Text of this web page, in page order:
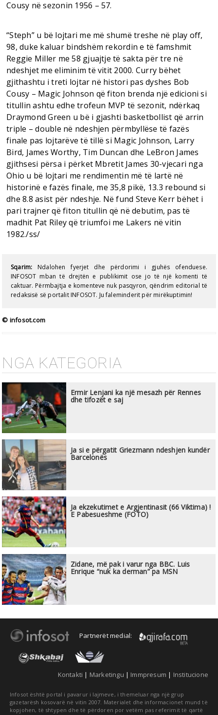
Cousy në sezonin 1956 – 57.
“Steph” u bë lojtari me më shumë treshe në play off,
98, duke kaluar bindshëm rekordin e të famshmit
Reggie Miller me 58 gjuajtje të sakta për tre në
ndeshjet me eliminim të vitit 2000. Curry bëhet
gjithashtu i treti lojtar në histori pas dyshes Bob
Cousy – Magic Johnson që fiton brenda një edicioni si
titullin ashtu edhe trofeun MVP të sezonit, ndërkaq
Draymond Green u bë i gjashti basketbollist që arrin
triple – double në ndeshjen përmbyllëse të fazës
finale pas lojtarëve të tillë si Magic Johnson, Larry
Bird, James Worthy, Tim Duncan dhe LeBron James
gjithsesi përsa i përket Mbretit James 30-vjecari nga
Ohio u bë lojtari me rendimentin më të lartë në
historinë e fazës finale, me 35,8 pikë, 13.3 rebound si
dhe 8.8 asist për ndeshje. Në fund Steve Kerr bëhet i
pari trajner që fiton titullin që në debutim, pas të
madhit Pat Riley që triumfoi me Lakers në vitin
1982./ss/
Sqarim: Ndalohen fyerjet dhe përdorimi i gjuhës ofenduese.
INFOSOT mban të drejtën e publikimit ose jo të një komenti të
caktuar. Përmbajtja e komenteve nuk pasqyron, qëndrim editorial të
redaksisë së portalit INFOSOT. Ju faleminderit për mirëkuptimin!
© infosot.com
NGA KATEGORIA
Ermir Lenjani ka një mesazh për Rennes
dhe tifozët e saj
Ja si e përgatit Griezmann ndeshjen kundër
Barcelonës
Ja ekzekutimet e Argjentinasit (66 Viktima) !
E Pabesueshme (FOTO)
Zidane, më pak i varur nga BBC. Luis
Enrique “nuk ka derman” pa MSN
Partnerët medial:
Kontakti | Marketingu | Immpresum | Institucione
Infosot është portal i pavarur i lajmeve, i themeluar nga një grup
gazetarësh kosovarë në vitin 2007. Materialet dhe informacionet mund të
kopjohen, të shtypen dhe të përdoren por vetëm pas referimit të qartë